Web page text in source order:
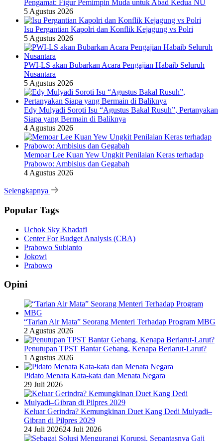
Pengamat: Figur Pemimpin Muda untuk Abad Kedua NU
5 Agustus 2026
Isu Pergantian Kapolri dan Konflik Kejagung vs Polri
5 Agustus 2026
PWI-LS akan Bubarkan Acara Pengajian Habaib Seluruh
Nusantara
5 Agustus 2026
Edy Mulyadi Soroti Isu “Agustus Bakal Rusuh”, Pertanyakan
Siapa yang Bermain di Baliknya
4 Agustus 2026
Memoar Lee Kuan Yew Ungkit Penilaian Keras terhadap
Prabowo: Ambisius dan Gegabah
4 Agustus 2026
Selengkapnya
Popular Tags
Uchok Sky Khadafi
Center For Budget Analysis (CBA)
Prabowo Subianto
Jokowi
Prabowo
Opini
“Tarian Air Mata” Seorang Menteri Terhadap Program MBG
2 Agustus 2026
Penutupan TPST Bantar Gebang, Kenapa Berlarut-Larut?
1 Agustus 2026
Pidato Menata Kata-kata dan Menata Negara
29 Juli 2026
Keluar Gerindra? Kemungkinan Duet Kang Dedi Mulyadi–
Gibran di Pilpres 2029
24 Juli 202624 Juli 2026